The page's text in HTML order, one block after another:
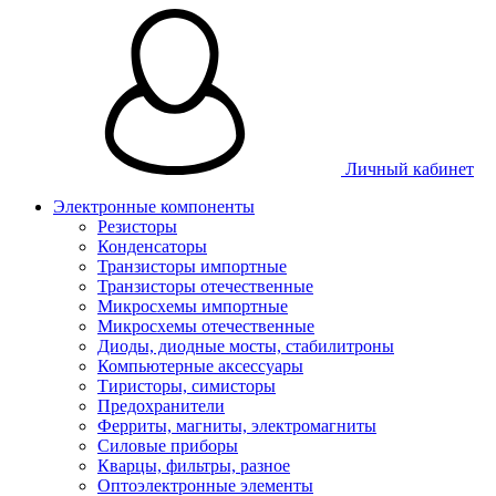
Личный кабинет
Электронные компоненты
Резисторы
Конденсаторы
Транзисторы импортные
Транзисторы отечественные
Микросхемы импортные
Микросхемы отечественные
Диоды, диодные мосты, стабилитроны
Компьютерные аксессуары
Тиристоры, симисторы
Предохранители
Ферриты, магниты, электромагниты
Силовые приборы
Кварцы, фильтры, разное
Оптоэлектронные элементы